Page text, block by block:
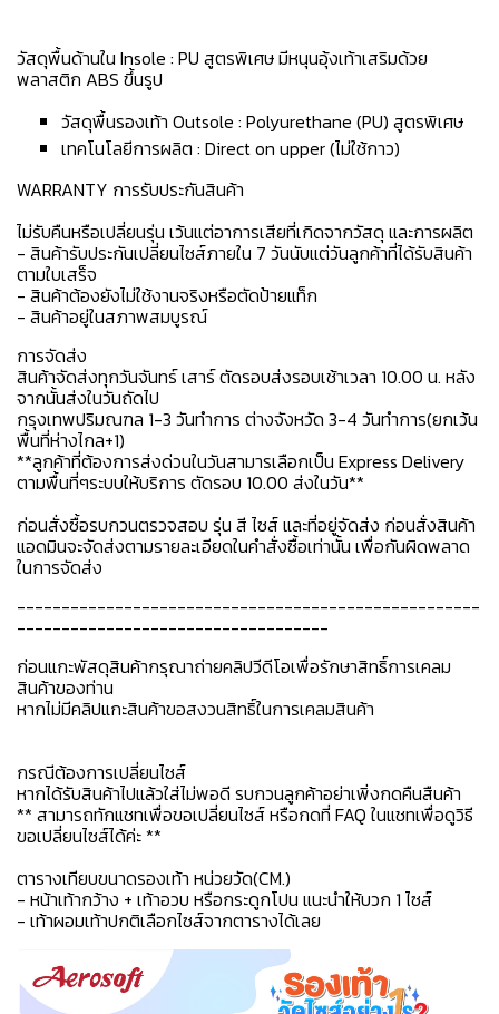
วัสดุพื้นด้านใน Insole : PU สูตรพิเศษ มีหนุนอุ้งเท้าเสริมด้วย
พลาสติก ABS ขึ้นรูป
วัสดุพื้นรองเท้า Outsole : Polyurethane (PU) สูตรพิเศษ
เทคโนโลยีการผลิต : Direct on upper (ไม่ใช้กาว)
WARRANTY การรับประกันสินค้า
ไม่รับคืนหรือเปลี่ยนรุ่น เว้นแต่อาการเสียที่เกิดจากวัสดุ และการผลิต
- สินค้ารับประกันเปลี่ยนไซส์ภายใน 7 วันนับแต่วันลูกค้าที่ได้รับสินค้า
ตามใบเสร็จ
- สินค้าต้องยังไม่ใช้งานจริงหรือตัดป้ายแท็ก
- สินค้าอยู่ในสภาพสมบูรณ์
การจัดส่ง
สินค้าจัดส่งทุกวันจันทร์ เสาร์ ตัดรอบส่งรอบเช้าเวลา 10.00 น. หลัง
จากนั้นส่งในวันถัดไป
กรุงเทพปริมณฑล 1-3 วันทำการ ต่างจังหวัด 3-4 วันทำการ(ยกเว้น
พื้นที่ห่างไกล+1)
**ลูกค้าที่ต้องการส่งด่วนในวันสามารเลือกเป็น Express Delivery
ตามพื้นที่ๆระบบให้บริการ ตัดรอบ 10.00 ส่งในวัน**
ก่อนสั่งซื้อรบกวนตรวจสอบ รุ่น สี ไซส์ และที่อยู่จัดส่ง ก่อนสั่งสินค้า
แอดมินจะจัดส่งตามรายละเอียดในคำสั่งซื้อเท่านั้น เพื่อกันผิดพลาด
ในการจัดส่ง
----------------------------------------------------
-----------------------------------
ก่อนแกะพัสดุสินค้ากรุณาถ่ายคลิปวีดีโอเพื่อรักษาสิทธิ์การเคลม
สินค้าของท่าน
หากไม่มีคลิปแกะสินค้าขอสงวนสิทธิ์ในการเคลมสินค้า
กรณีต้องการเปลี่ยนไซส์
หากได้รับสินค้าไปแล้วใส่ไม่พอดี รบกวนลูกค้าอย่าเพิ่งกดคืนสืนค้า
** สามารถทักแชทเพื่อขอเปลี่ยนไซส์ หรือกดที่ FAQ ในแชทเพื่อดูวิธี
ขอเปลี่ยนไซส์ได้ค่ะ **
ตารางเทียบขนาดรองเท้า หน่วยวัด(CM.)
- หน้าเท้ากว้าง + เท้าอวบ หรือกระดูกโปน แนะนำให้บวก 1 ไซส์
- เท้าผอมเท้าปกติเลือกไซส์จากตารางได้เลย